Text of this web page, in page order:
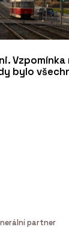
Vzpomínka
bylo
partner